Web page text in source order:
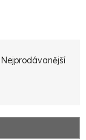
Nejprodávanější